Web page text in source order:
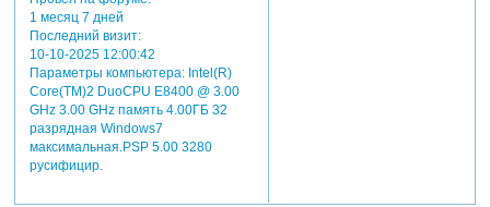
1 месяц 7 дней
Последний визит:
10-10-2025 12:00:42
Параметры компьютера:Intel(R)
Core(TM)2 DuoCPU E8400 @ 3.00
GHz 3.00 GHz память 4.00ГБ 32
разрядная Windows7
максимальная.PSP 5.00 3280
русифицир.